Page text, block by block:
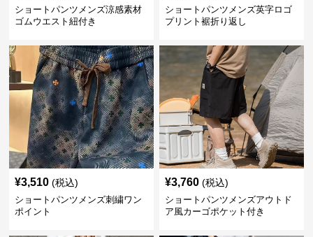
ショートパンツメンズ涼感素材
ゴムウエスト紐付き
ショートパンツメンズ英字ロゴ
プリント裾折り返し
¥3,510 (税込)
ショートパンツメンズ刺繍ワン
ポイント
¥3,760 (税込)
ショートパンツメンズアウトド
ア風カーゴポケット付き